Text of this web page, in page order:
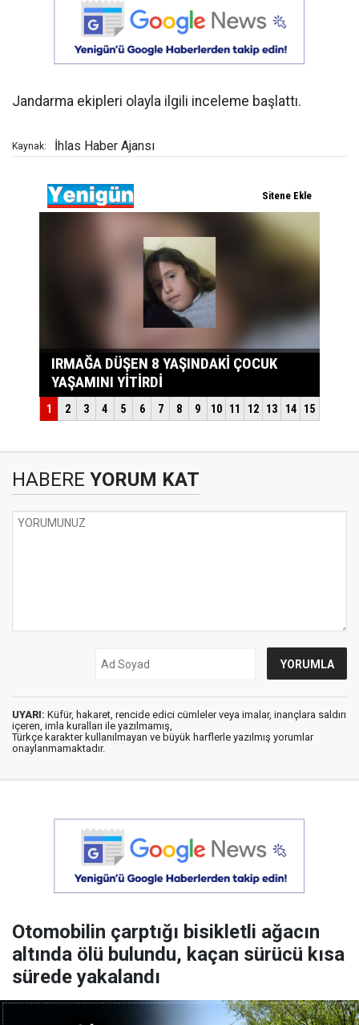
Jandarma ekipleri olayla ilgili inceleme başlattı.
Kaynak: İhlas Haber Ajansı
HABERE YORUM KAT
UYARI: Küfür, hakaret, rencide edici cümleler veya imalar, inançlara saldırı
içeren, imla kuralları ile yazılmamış,
Türkçe karakter kullanılmayan ve büyük harflerle yazılmış yorumlar
onaylanmamaktadır.
Otomobilin çarptığı bisikletli ağacın
altında ölü bulundu, kaçan sürücü kısa
sürede yakalandı